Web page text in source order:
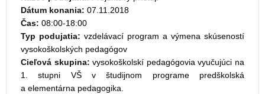
Dátum konania: 07.11.2018
Čas: 08:00-18:00
Typ podujatia: vzdelávací program a výmena skúseností
vysokoškolských pedagógov
Cieľová skupina:vysokoškolskí pedagógovia vyučujúci na
1. stupni VŠ v študijnom programe predškolská
a elementárna pedagogika.